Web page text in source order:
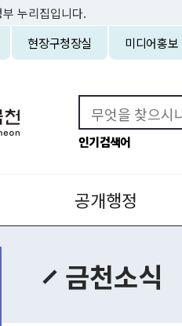
누리집입니다.
현장구청장실 미디어홍보
인기검색어
공개행정
금천소식